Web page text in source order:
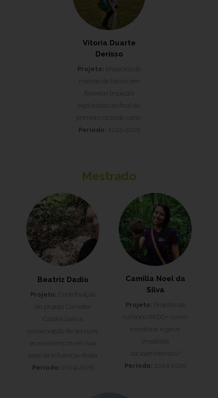
Vitoria Duarte
Derisso
Projeto: Impactos do
manejo de lianas em
florestas tropicais
exploradas ao final do
primeiro ciclo de corte.
Período: 2023-2026
Mestrado
Beatriz Dadio
Projeto: Contribuição
do projeto Corredor
Caipira para a
conservação de serviços
ecossistêmicos em sua
área de influência direta
Período: 2024-2026
Camilla Noel da
Silva
Projeto: Projetos de
carbono REDD+: como
monitorar e gerar
impactos
socioambientais?
Período: 2024-2026